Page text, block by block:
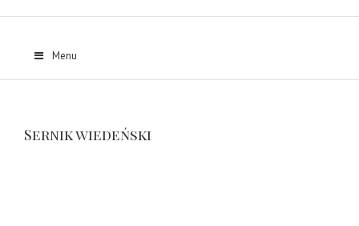
Menu
Sernik wiedeński